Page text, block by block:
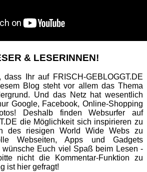
& LESERINNEN!
dass Ihr auf FRISCH-GEBLOGGT.DE
Blog steht vor allem das Thema
Und das Netz hat wesentlich
Google, Facebook, Online-Shopping
Deshalb finden Websurfer auf
die Möglichkeit sich inspirieren zu
des riesigen World Wide Webs zu
Webseiten, Apps und Gadgets
wünsche Euch viel Spaß beim Lesen -
nicht die Kommentar-Funktion zu
ist hier gefragt!